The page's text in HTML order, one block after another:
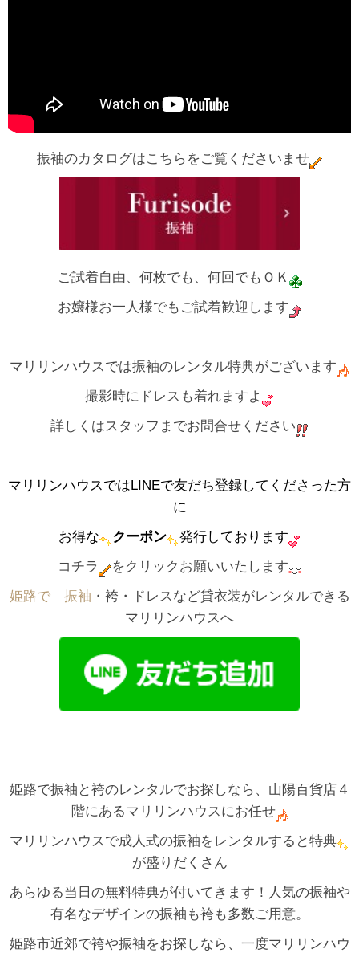
振袖のカタログはこちらをご覧くださいませ
ご試着自由、何枚でも、何回でもＯＫ
お嬢様お一人様でもご試着歓迎します
マリリンハウスでは振袖のレンタル特典がございます
撮影時にドレスも着れますよ
詳しくはスタッフまでお問合せください
マリリンハウスではLINEで友だち登録してくださった方
に
お得な
クーポン
発行しております
コチラ
をクリックお願いいたします
姫路で゙振袖 ・袴・ドレスなど貸衣装がレンタルできる
マリリンハウスへ
姫路で振袖と袴のレンタルでお探しなら、山陽百貨店４
階にあるマリリンハウスにお任せ
マリリンハウスで成人式の振袖をレンタルすると特典
が盛りだくさん
あらゆる当日の無料特典が付いてきます！人気の振袖や
有名なデザインの振袖も袴も多数ご用意。
姫路市近郊で袴や振袖をお探しなら、一度マリリンハウ